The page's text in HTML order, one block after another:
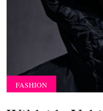
FASHION